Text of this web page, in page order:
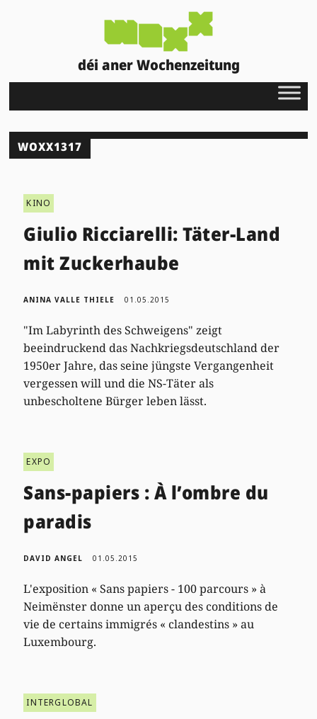
déi aner Wochenzeitung
WOXX1317
KINO
Giulio Ricciarelli: Täter-Land
mit Zuckerhaube
ANINA VALLE THIELE 01.05.2015
"Im Labyrinth des Schweigens" zeigt
beeindruckend das Nachkriegsdeutschland der
1950er Jahre, das seine jüngste Vergangenheit
vergessen will und die NS-Täter als
unbescholtene Bürger leben lässt.
EXPO
Sans-papiers : À l’ombre du
paradis
DAVID ANGEL 01.05.2015
L'exposition « Sans papiers - 100 parcours » à
Neimënster donne un aperçu des conditions de
vie de certains immigrés « clandestins » au
Luxembourg.
INTERGLOBAL